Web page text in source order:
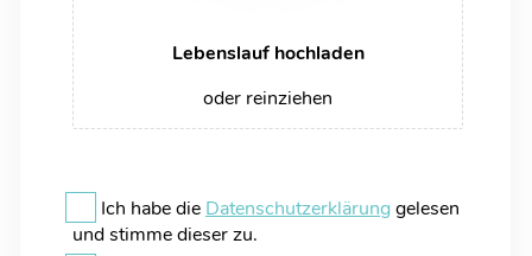
Lebenslauf hochladen
oder reinziehen
Ich habe die Datenschutzerklärunggelesen
und stimme dieser zu.